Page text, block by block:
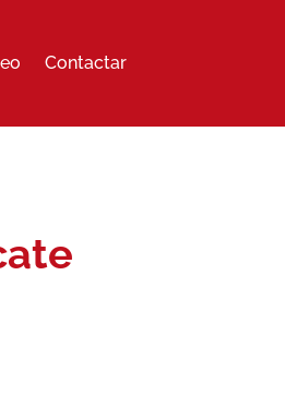
Contactar